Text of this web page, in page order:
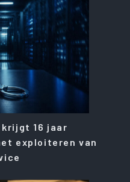
16 jaar
exploiteren van